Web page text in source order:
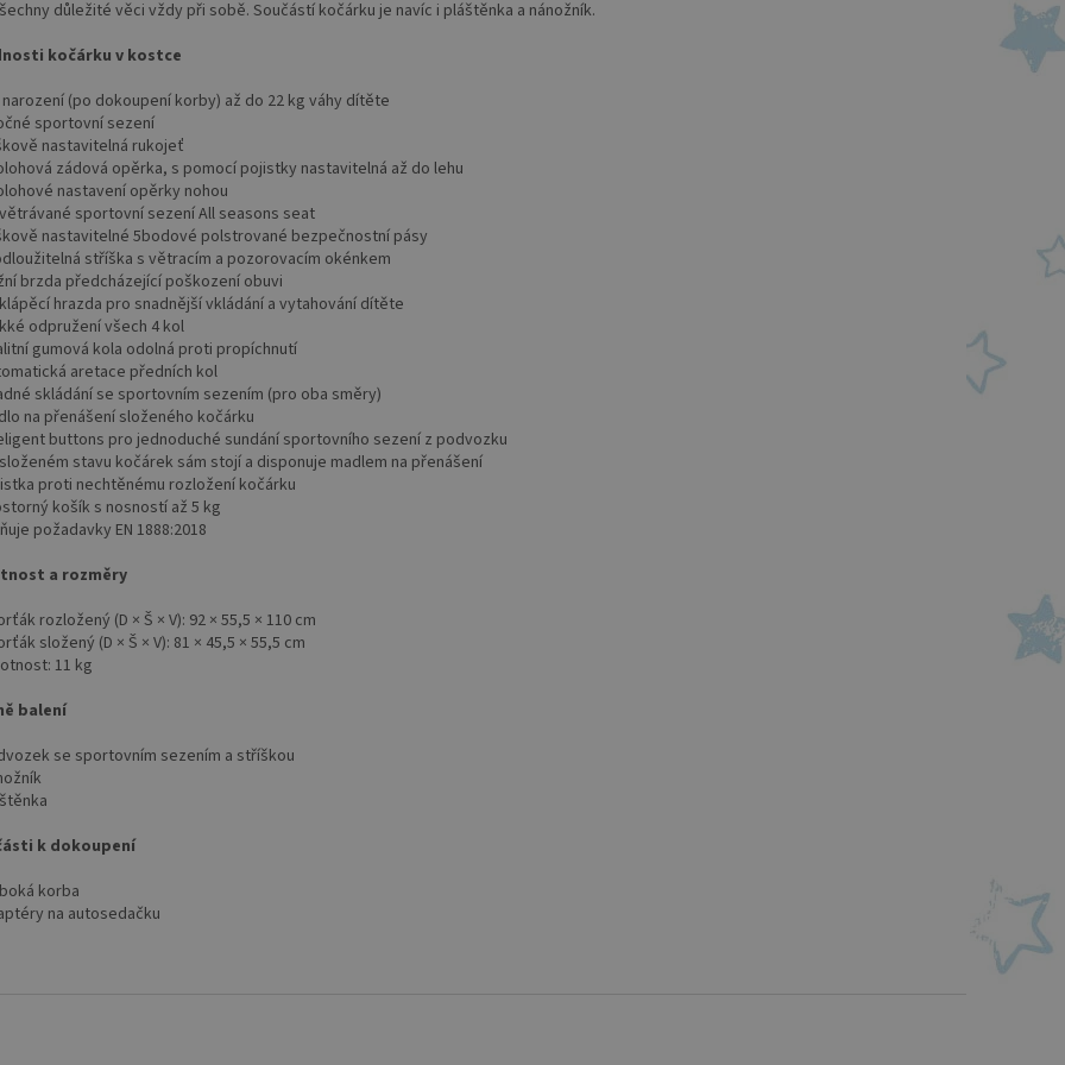
důležité věci vždy při sobě. Součástí kočárku je navíc i pláštěnka a nánožník.
kočárku v kostce
narození (po dokoupení korby) až do 22 kg váhy dítěte
sportovní sezení
nastavitelná rukojeť
zádová opěrka, s pomocí pojistky nastavitelná až do lehu
nastavení opěrky nohou
sportovní sezení All seasons seat
nastavitelné 5bodové polstrované bezpečnostní pásy
stříška s větracím a pozorovacím okénkem
brzda předcházející poškození obuvi
hrazda pro snadnější vkládání a vytahování dítěte
odpružení všech 4 kol
gumová kola odolná proti propíchnutí
aretace předních kol
skládání se sportovním sezením (pro oba směry)
na přenášení složeného kočárku
buttons pro jednoduché sundání sportovního sezení z podvozku
stavu kočárek sám stojí a disponuje madlem na přenášení
proti nechtěnému rozložení kočárku
košík s nosností až 5 kg
požadavky EN 1888:2018
a rozměry
rozložený (D × Š × V): 92 × 55,5 × 110 cm
složený (D × Š × V): 81 × 45,5 × 55,5 cm
11 kg
balení
se sportovním sezením a stříškou
k dokoupení
korba
na autosedačku